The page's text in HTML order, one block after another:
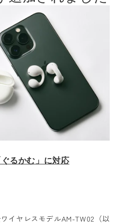
るかむ」に対応
イヤレスモデルAM-TW02（以